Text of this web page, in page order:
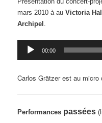
mars 2010 à auVictoria
Archipel .
Lecteur
audio
00:00
Carlos Grätzer est au micro
Performances passées